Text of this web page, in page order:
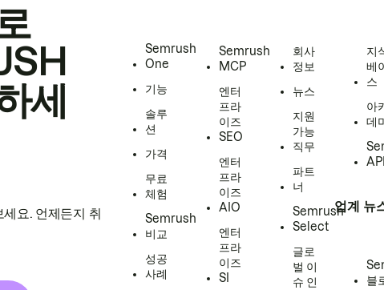
세
요. 언제든지 취
Semrush
One
기능
솔루
션
가격
무료
체험
Semrush
비교
성공
사례
Semrush
MCP
엔터
프라
이즈
SEO
엔터
프라
이즈
AIO
엔터
프라
이즈
SI
회사
정보
뉴스
지원
가능
직무
파트
너
Semrush
Select
글로
벌 이
슈 인
지
베
스
아
데
업계 뉴
블